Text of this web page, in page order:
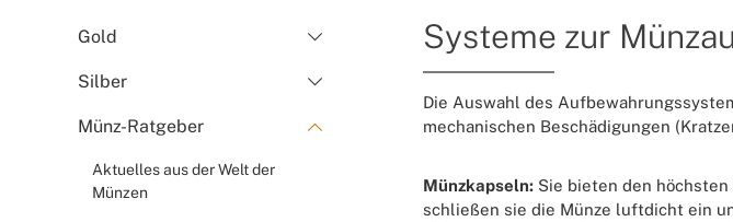
Gold
Silber
Münz-Ratgeber
Aktuelles aus der Welt der
Münzen
Systeme zur
Die Auswahl des
mechanischen Beschädigungen
Münzkapseln: Sie bieten den
schließen sie die Münze luftdicht ein